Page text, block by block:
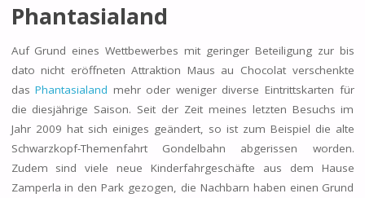
Phantasialand
Auf Grund eines Wettbewerbes mit geringer Beteiligung zur bis
dato nicht eröffneten Attraktion Maus au Chocolat verschenkte
dasPhantasialand mehr oder weniger diverse Eintrittskarten für
die diesjährige Saison. Seit der Zeit meines letzten Besuchs im
Jahr 2009 hat sich einiges geändert, so ist zum Beispiel die alte
Schwarzkopf-Themenfahrt Gondelbahn abgerissen worden.
Zudem sind viele neue Kinderfahrgeschäfte aus dem Hause
Zamperla in den Park gezogen, die Nachbarn haben einen Grund